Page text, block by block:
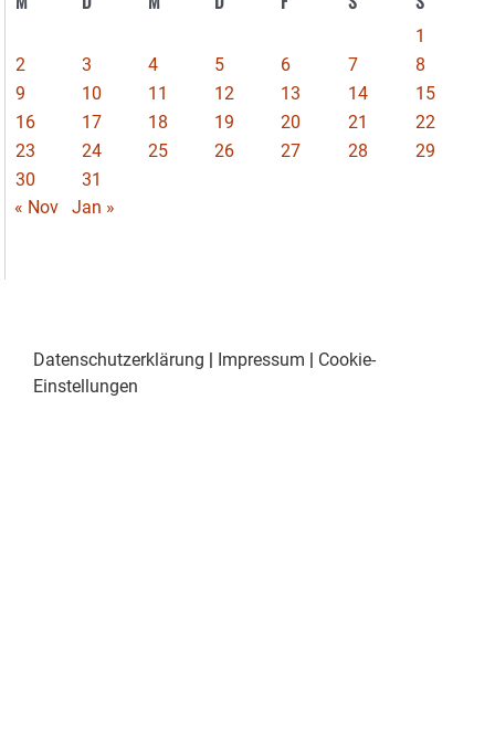
1
2
3 4 5 6 7
8
9
10 11 12 13 14
15
16
17 18 19 20 21
22
23
24 25 26 27 28
29
30
31
« Nov
Jan »
Datenschutzerklärung | Impressum | Cookie-
Einstellungen